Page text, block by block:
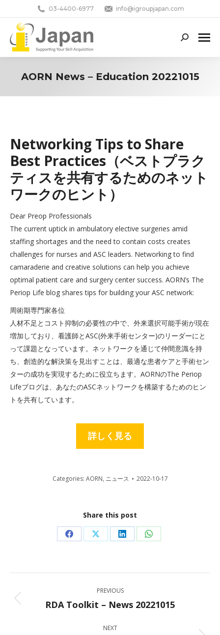
03-4400-6977 info@igroupjapan.com
Search:
AORN News – Education 20221015
Networking Tips to Share
Best Practices（ベストプラク
ティスを共有するためのネット
ワークのヒント）
Dear Preop Professionals
The current uptick in ambulatory elective surgeries amid
staffing shortages and the need to contain costs creates
challenges for nurses and ASC leaders. Networking to find
camaraderie and creative solutions can help you achieve
optimal patient care and surgery center success. AORN’s The
Periop Life blog shares tips for building your ASC network:
周術期専門家各位
人材不足とコスト抑制の必要性の中で、外来選択可能手術が現在
増加しており、看護師とASC(外来手術センター)のリーダーにと
って課題となっています。ネットワークを通じて仲間意識を持
ち、創造的な解決策を見出すことは、最適な患者ケアと手術セン
ターの成功を実現するために役立ちます。AORNのThe Periop
Lifeブログは、あなたのASCネットワークを構築するためのヒン
トを共有しています。
詳しく見る
Categories: AORN, ニュース 2022-10-17
Share this post
Share
Facebook
Share
X
Share
LinkedIn
Share
WhatsApp
navigation
PREVIOUS
Previous
RDA Toolkit – News 20221015
NEXT